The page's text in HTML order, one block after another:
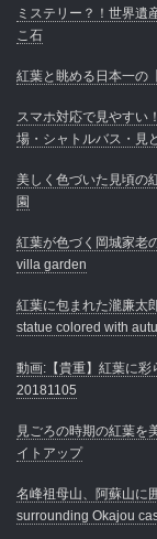
ミステリー？！世界遺
こ石
紅葉と眺める日本一の
スマホ対応で見やすい
場・シャトルバス・見
美しく色づいた見頃の
園
紅葉が色づく岡城家老
villa garden
紅葉に包まれた瀧廉太
statue colored with
動画:【貴重】紅葉に彩
20181105
見ごろの時期の紅葉を
イトアップ
名峰祖母山、阿蘇山に
surrounding Okajou